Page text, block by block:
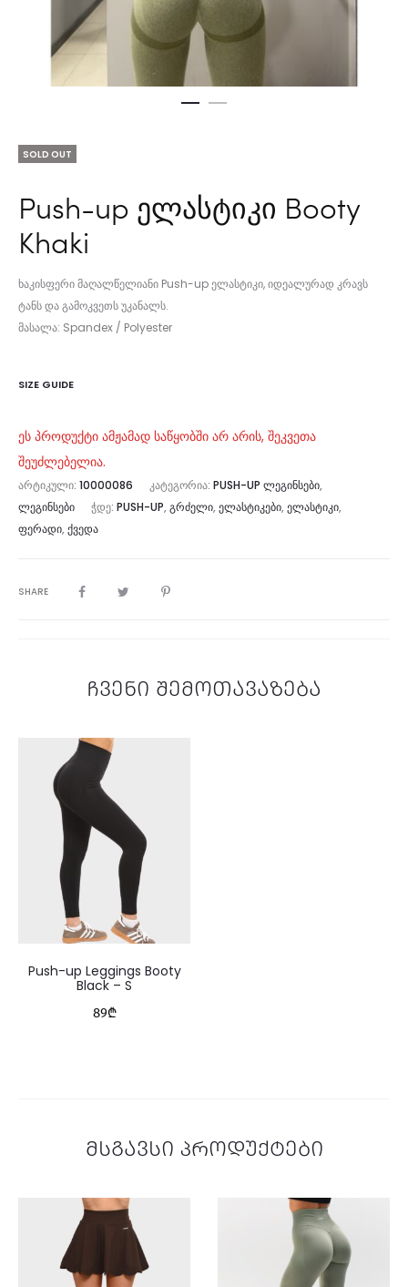
SOLD OUT
Push-up ელასტიკი Booty
Khaki
ხაკისფერი მაღალწელიანი Push-up ელასტიკი, იდეალურად კრავს
ტანს და გამოკვეთს უკანალს.
მასალა: Spandex / Polyester
SIZE GUIDE
ეს პროდუქტი ამჟამად საწყობში არ არის, შეკვეთა
შეუძლებელია.
ᲐᲠᲢᲘᲙᲣᲚᲘ: 10000086 ᲙᲐᲢᲔᲒᲝᲠᲘᲐ: PUSH-UP ᲚᲔᲒᲘᲜᲡᲔᲑᲘ,
ᲚᲔᲒᲘᲜᲡᲔᲑᲘ
ᲭᲓᲔ: PUSH-UP, ᲒᲠᲫᲔᲚᲘ, ᲔᲚᲐᲡᲢᲘᲙᲔᲑᲘ, ᲔᲚᲐᲡᲢᲘᲙᲘ,
ᲤᲔᲠᲐᲓᲘ, ᲥᲕᲔᲓᲐ
SHARE
ჩვენი შემოთავაზება
Push-up Leggings Booty
Black– S
89₾
მსგავსი პროდუქტები